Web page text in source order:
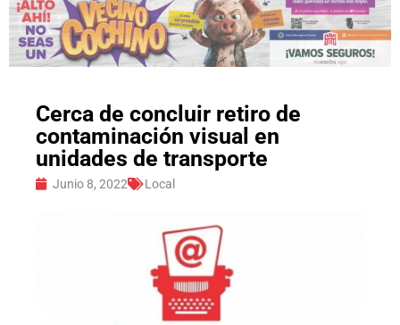
Cerca de concluir retiro de
contaminación visual en
unidades de transporte
Junio 8, 2022 Local